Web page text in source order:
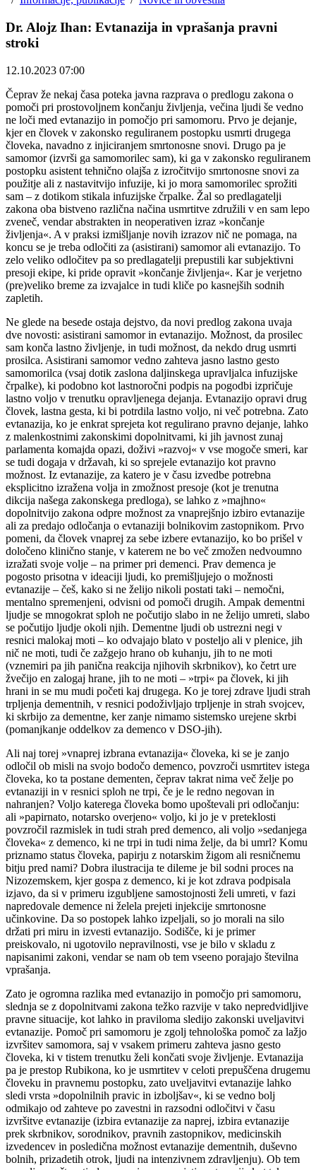
Dr. Alojz Ihan: Evtanazija in vprašanja pravni
stroki
12.10.2023 07:00
Čeprav že nekaj časa poteka javna razprava o predlogu zakona o
pomoči pri prostovoljnem končanju življenja, večina ljudi še vedno
ne loči med evtanazijo in pomočjo pri samomoru. Prvo je dejanje,
kjer en človek v zakonsko reguliranem postopku usmrti drugega
človeka, navadno z injiciranjem smrtonosne snovi. Drugo pa je
samomor (izvrši ga samomorilec sam), ki ga v zakonsko reguliranem
postopku asistent tehnično olajša z izročitvijo smrtonosne snovi za
použitje ali z nastavitvijo infuzije, ki jo mora samomorilec sprožiti
sam – z dotikom stikala infuzijske črpalke. Žal so predlagatelji
zakona oba bistveno različna načina usmrtitve združili v en sam lepo
zveneč, vendar abstrakten in neoperativen izraz »končanje
življenja«. A v praksi izmišljanje novih izrazov nič ne pomaga, na
koncu se je treba odločiti za (asistirani) samomor ali evtanazijo. To
zelo veliko odločitev pa so predlagatelji prepustili kar subjektivni
presoji ekipe, ki pride opravit »končanje življenja«. Kar je verjetno
(pre)veliko breme za izvajalce in tudi kliče po kasnejših sodnih
zapletih.
Ne glede na besede ostaja dejstvo, da novi predlog zakona uvaja
dve novosti: asistirani samomor in evtanazijo. Možnost, da prosilec
sam konča lastno življenje, in tudi možnost, da nekdo drug usmrti
prosilca. Asistirani samomor vedno zahteva jasno lastno gesto
samomorilca (vsaj dotik zaslona daljinskega upravljalca infuzijske
črpalke), ki podobno kot lastnoročni podpis na pogodbi izpričuje
lastno voljo v trenutku opravljenega dejanja. Evtanazijo opravi drug
človek, lastna gesta, ki bi potrdila lastno voljo, ni več potrebna. Zato
evtanazija, ko je enkrat sprejeta kot regulirano pravno dejanje, lahko
z malenkostnimi zakonskimi dopolnitvami, ki jih javnost zunaj
parlamenta komajda opazi, doživi »razvoj« v vse mogoče smeri, kar
se tudi dogaja v državah, ki so sprejele evtanazijo kot pravno
možnost. Iz evtanazije, za katero je v času izvedbe potrebna
eksplicitno izražena volja in zmožnost presoje (kot je trenutna
dikcija našega zakonskega predloga), se lahko z »majhno«
dopolnitvijo zakona odpre možnost za vnaprejšnjo izbiro evtanazije
ali za predajo odločanja o evtanaziji bolnikovim zastopnikom. Prvo
pomeni, da človek vnaprej za sebe izbere evtanazijo, ko bo prišel v
določeno klinično stanje, v katerem ne bo več zmožen nedvoumno
izražati svoje volje – na primer pri demenci. Prav demenca je
pogosto prisotna v ideaciji ljudi, ko premišljujejo o možnosti
evtanazije – češ, kako si ne želijo nikoli postati taki – nemočni,
mentalno spremenjeni, odvisni od pomoči drugih. Ampak dementni
ljudje se mnogokrat sploh ne počutijo slabo in ne želijo umreti, slabo
se počutijo ljudje okoli njih. Dementne ljudi ob ustrezni negi v
resnici malokaj moti – ko odvajajo blato v posteljo ali v plenice, jih
nič ne moti, tudi če zažgejo hrano ob kuhanju, jih to ne moti
(vznemiri pa jih panična reakcija njihovih skrbnikov), ko četrt ure
žvečijo en zalogaj hrane, jih to ne moti – »trpi« pa človek, ki jih
hrani in se mu mudi početi kaj drugega. Ko je torej zdrave ljudi strah
trpljenja dementnih, v resnici podoživljajo trpljenje in strah svojcev,
ki skrbijo za dementne, ker zanje nimamo sistemsko urejene skrbi
(pomanjkanje oddelkov za demenco v DSO-jih).
Ali naj torej »vnaprej izbrana evtanazija« človeka, ki se je zanjo
odločil ob misli na svojo bodočo demenco, povzroči usmrtitev istega
človeka, ko ta postane dementen, čeprav takrat nima več želje po
evtanaziji in v resnici sploh ne trpi, če je le redno negovan in
nahranjen? Voljo katerega človeka bomo upoštevali pri odločanju:
ali »papirnato, notarsko overjeno« voljo, ki jo je v preteklosti
povzročil razmislek in tudi strah pred demenco, ali voljo »sedanjega
človeka« z demenco, ki ne trpi in tudi nima želje, da bi umrl? Komu
priznamo status človeka, papirju z notarskim žigom ali resničnemu
bitju pred nami? Dobra ilustracija te dileme je bil sodni proces na
Nizozemskem, kjer gospa z demenco, ki je kot zdrava podpisala
izjavo, da si v primeru izgubljene samostojnosti želi umreti, v fazi
napredovale demence ni želela prejeti injekcije smrtonosne
učinkovine. Da so postopek lahko izpeljali, so jo morali na silo
držati pri miru in izvesti evtanazijo. Sodišče, ki je primer
preiskovalo, ni ugotovilo nepravilnosti, vse je bilo v skladu z
napisanimi zakoni, vendar se nam ob tem vseeno porajajo številna
vprašanja.
Zato je ogromna razlika med evtanazijo in pomočjo pri samomoru,
slednja se z dopolnitvami zakona težko razvije v tako nepredvidljive
pravne situacije, kot lahko in praviloma sledijo zakonski uveljavitvi
evtanazije. Pomoč pri samomoru je zgolj tehnološka pomoč za lažjo
izvršitev samomora, saj v vsakem primeru zahteva jasno gesto
človeka, ki v tistem trenutku želi končati svoje življenje. Evtanazija
pa je prestop Rubikona, ko je usmrtitev v celoti prepuščena drugemu
človeku in pravnemu postopku, zato uveljavitvi evtanazije lahko
sledi vrsta »dopolnilnih pravic in izboljšav«, ki se vedno bolj
odmikajo od zahteve po zavestni in razsodni odločitvi v času
izvršitve evtanazije (izbira evtanazije za naprej, izbira evtanazije
prek skrbnikov, sorodnikov, pravnih zastopnikov, medicinskih
izvedencev in posledična možnost evtanazije dementnih, duševno
bolnih, prizadetih otrok, ljudi na intenzivnem zdravljenju). Ob tem